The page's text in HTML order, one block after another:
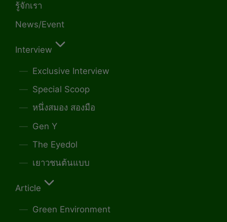
รู้จักเรา
News/Event
Interview
Exclusive Interview
Special Scoop
หนึ่งสมอง สองมือ
Gen Y
The Eyedol
เยาวชนต้นแบบ
Article
Green Environment